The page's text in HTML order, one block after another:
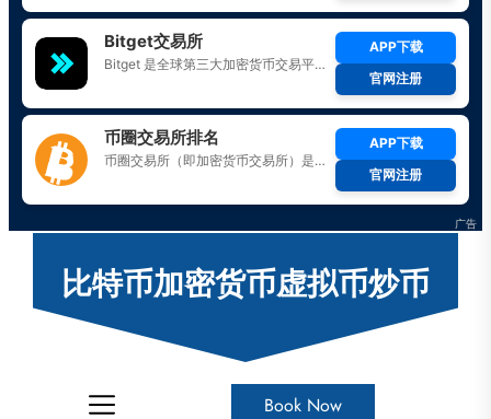
比特币加密货币虚拟币炒币
Book Now